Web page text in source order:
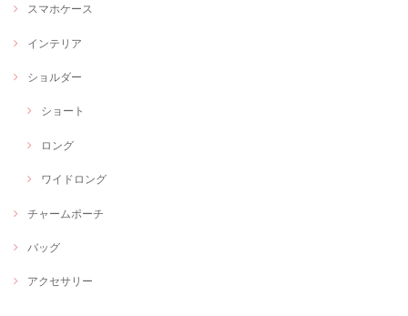
スマホケース
インテリア
ショルダー
ショート
ロング
ワイドロング
チャームポーチ
バッグ
アクセサリー